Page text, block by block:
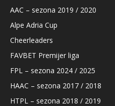
AAC – sezona 2019 / 2020
Alpe Adria Cup
Cheerleaders
FAVBET Premijer liga
FPL – sezona 2024 / 2025
HAAC – sezona 2017 / 2018
HTPL – sezona 2018 / 2019